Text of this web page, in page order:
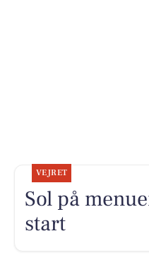
VEJRET
Sol på
start